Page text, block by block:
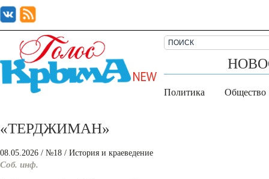
Политика Общество
«ТЕРДЖИМАН»
08.05.2026 / №18 / История и краеведение
Соб. инф.